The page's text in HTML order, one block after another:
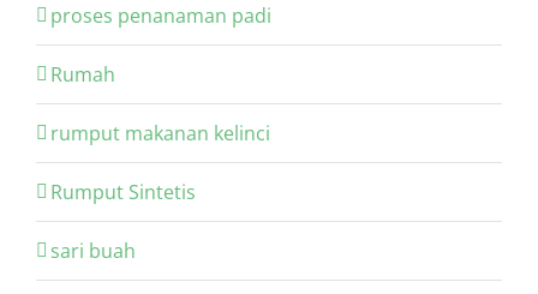
proses penanaman padi
Rumah
rumput makanan kelinci
Rumput Sintetis
sari buah